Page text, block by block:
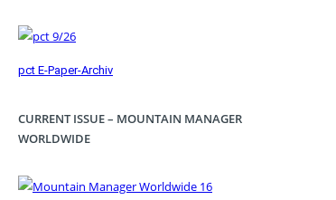
pct E-Paper-Archiv
CURRENT ISSUE – MOUNTAIN MANAGER
WORLDWIDE